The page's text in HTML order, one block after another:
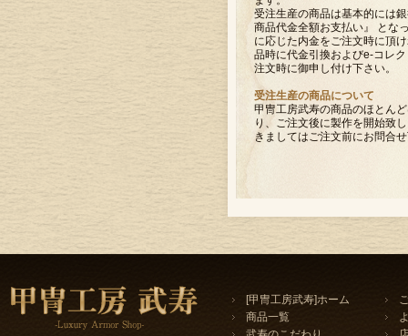
受注生産の商品は基本的には
商品代金全額お支払い』 とな
に応じた内金をご注文時に頂
品時に代金引換およびe-コレ
注文時に御申し付け下さい。
受注生産の商品について
甲冑工房武寿の商品のほとん
り、ご注文後に製作を開始致
きましてはご注文前にお問合
[甲冑工房武寿]ホーム
商品一覧